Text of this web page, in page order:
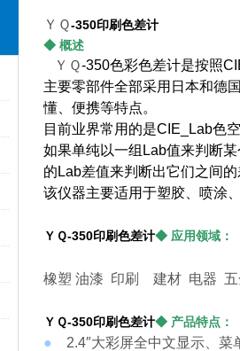
ＹＱ-350印刷色差计
◆ 概述
ＹＱ-350色彩色差计是按照
主要零部件全部采用日本和德
懂、便携等特点。
目前业界常用的是CIE_Lab色
如果单纯以一组Lab值来判断
的Lab差值来判断出它们之间的
该仪器主要适用于塑胶、喷涂
ＹＱ-350印刷色差计◆ 应用领域：
橡塑 油漆 印刷 建材 电器
ＹＱ-350印刷色差计◆ 产品特点：
● 2.4″大彩屏全中文显示、